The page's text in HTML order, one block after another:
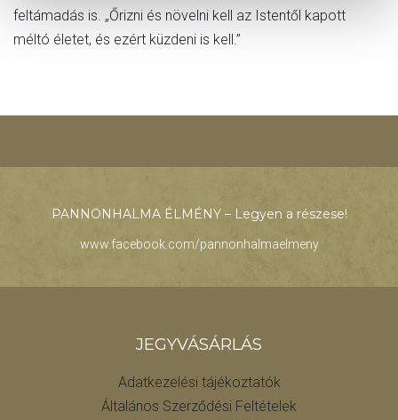
feltámadás is. „Őrizni és növelni kell az Istentől kapott
méltó életet, és ezért küzdeni is kell.”
PANNONHALMA ÉLMÉNY – Legyen a részese!
www.facebook.com/pannonhalmaelmeny
JEGYVÁSÁRLÁS
Adatkezelési tájékoztatók
Általános Szerződési Feltételek